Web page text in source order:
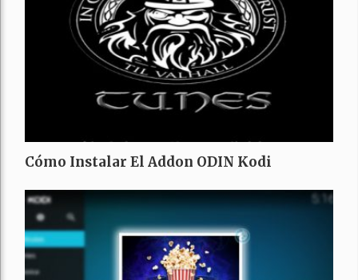
Cómo Instalar El Addon ODIN Kodi